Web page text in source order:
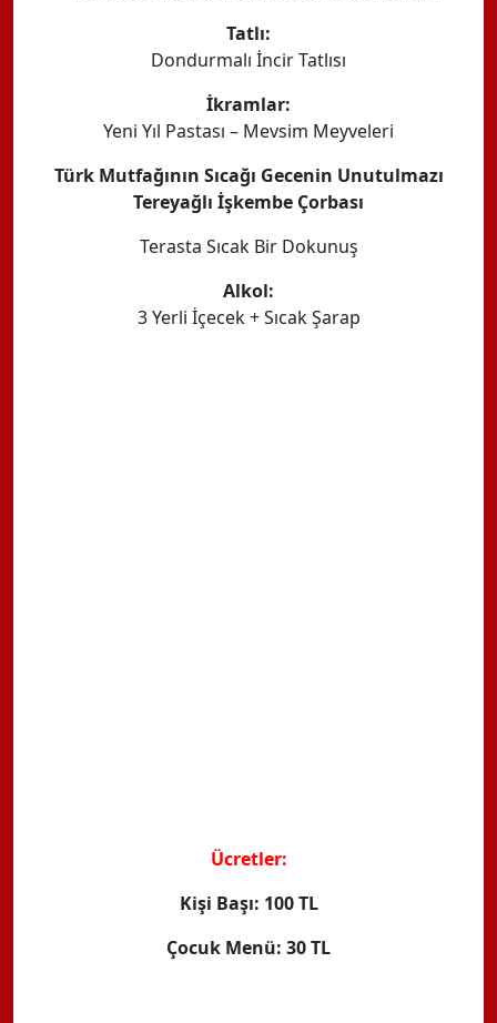
Tatlı:
Dondurmalı İncir Tatlısı
İkramlar:
Yeni Yıl Pastası – Mevsim Meyveleri
Türk Mutfağının Sıcağı Gecenin Unutulmazı
Tereyağlı İşkembe Çorbası
Terasta Sıcak Bir Dokunuş
Alkol:
3 Yerli İçecek + Sıcak Şarap
Ücretler:
Kişi Başı: 100 TL
Çocuk Menü: 30 TL